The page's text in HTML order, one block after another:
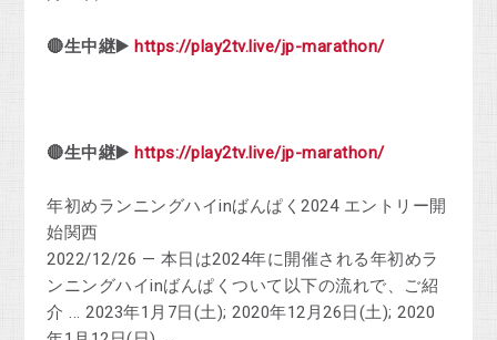
🔴生中継▶️ https://play2tv.live/jp-marathon/
🔴生中継▶️ https://play2tv.live/jp-marathon/
年初めランニングハイinばんぱく2024 エントリー開
始関西
2022/12/26 — 本日は2024年に開催される年初めラ
ンニングハイinばんぱくついて以下の流れで、ご紹
介 ... 2023年1月7日(土); 2020年12月26日(土); 2020